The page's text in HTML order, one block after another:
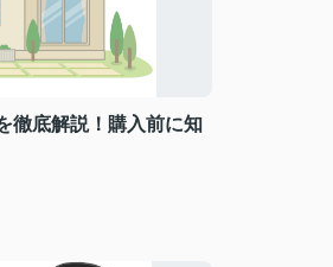
徹底解説！購入前に知